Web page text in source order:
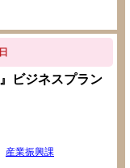
ビジネスプラン
産業振興課